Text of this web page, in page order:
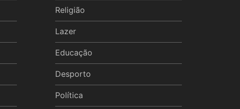
Religião
Lazer
Educação
Desporto
Política